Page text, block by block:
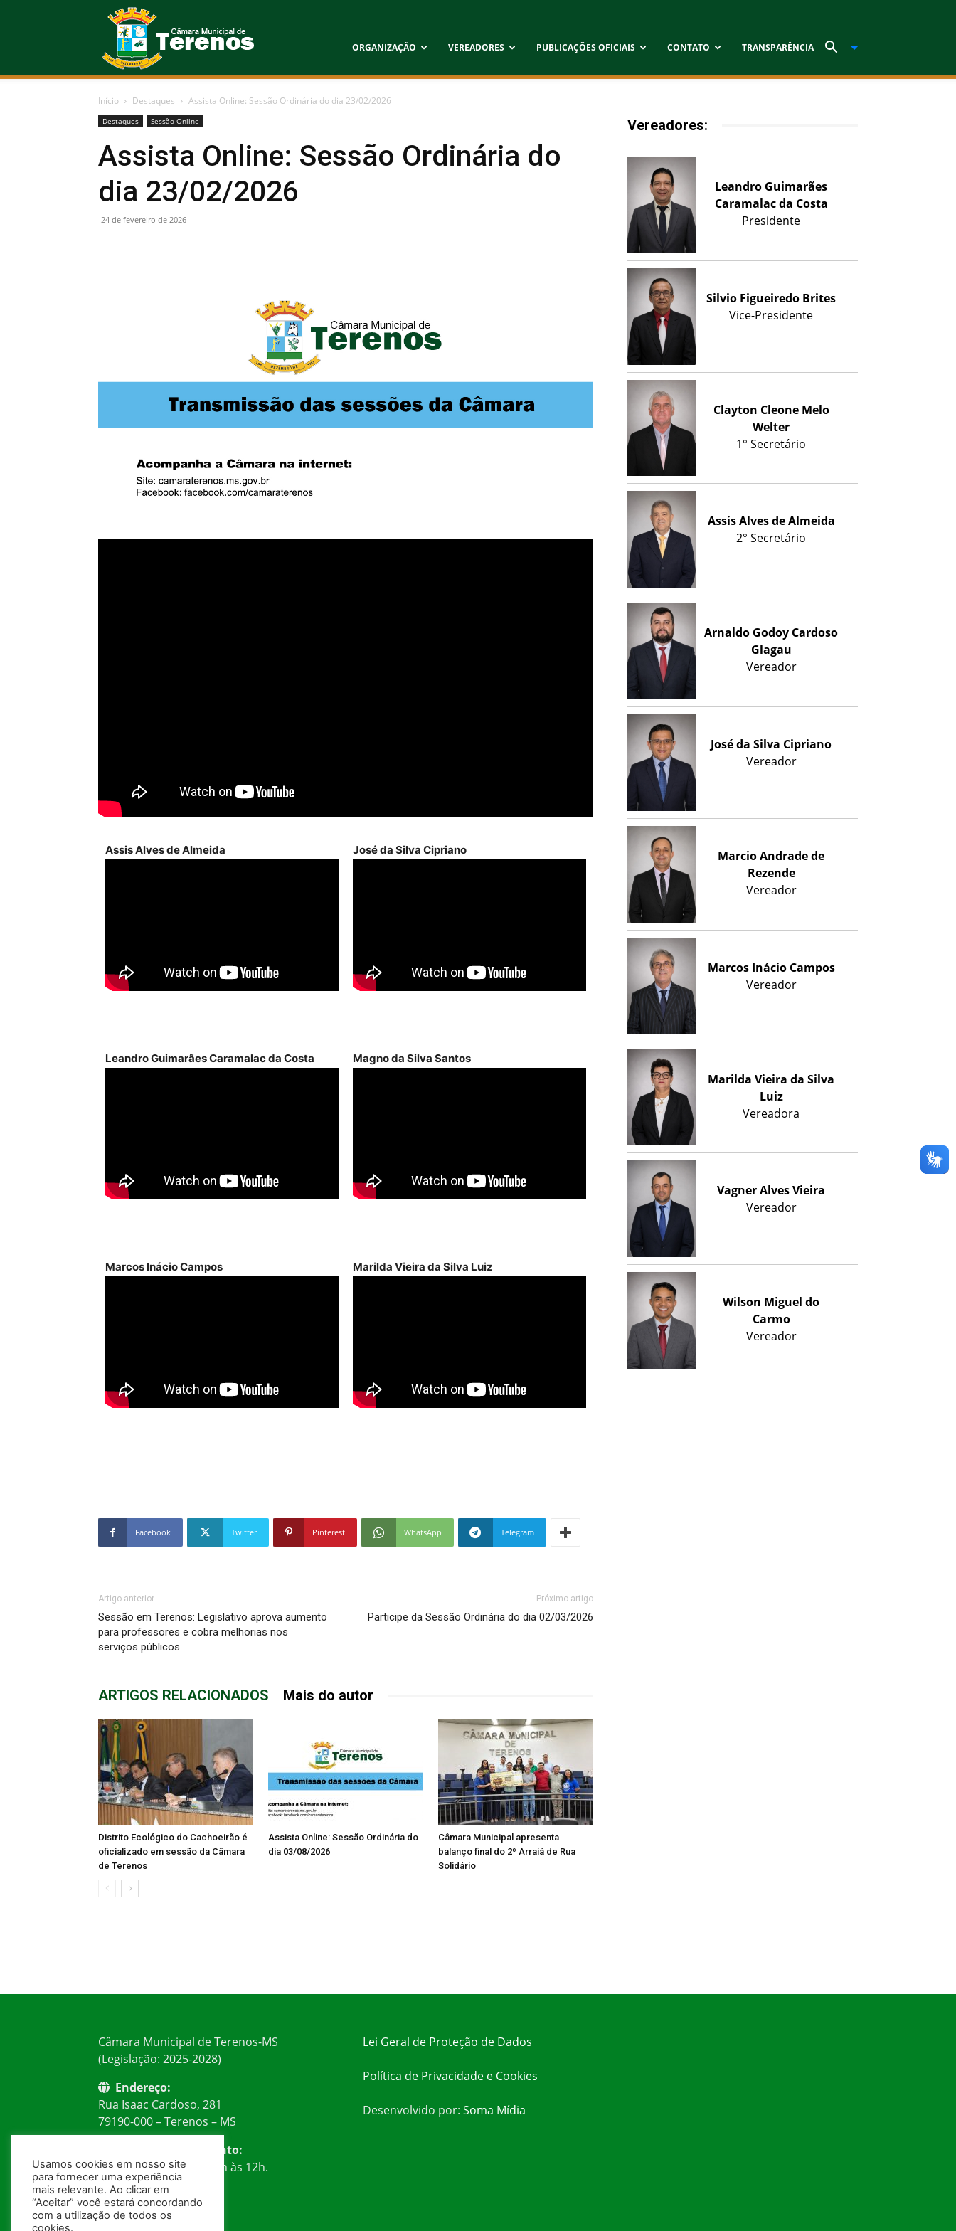
de
ORGANIZAÇÃO VEREADORES PUBLICAÇÕES OFICIAIS CONTATO TRANSPARÊNCIA
Início Destaques Assista Online: Sessão Ordinária do dia 23/02/2026
Destaques Sessão Online
Assista Online: Sessão Ordinária do
dia 23/02/2026
24 de fevereiro de 2026
Assis Alves de Almeida José da Silva Cipriano
Leandro Guimarães Caramalac da Costa Magno da Silva Santos
Marcos Inácio Campos Marilda Vieira da Silva Luiz
Facebook Twitter Pinterest WhatsApp Telegram
Artigo anterior
Sessão em Terenos: Legislativo aprova aumento
para professores e cobra melhorias nos
serviços públicos
Próximo artigo
Participe da Sessão Ordinária do dia 02/03/2026
ARTIGOS RELACIONADOS Mais do autor
Distrito Ecológico do Cachoeirão é
oficializado em sessão da Câmara
de Terenos
Assista Online: Sessão Ordinária do
dia 03/08/2026
Câmara Municipal apresenta
balanço final do 2º Arraiá de Rua
Solidário
Vereadores:
Leandro Guimarães
Caramalac da Costa
Presidente
Silvio Figueiredo Brites
Vice-Presidente
Clayton Cleone Melo
Welter
1° Secretário
Assis Alves de Almeida
2° Secretário
Arnaldo Godoy Cardoso
Glagau
Vereador
José da Silva Cipriano
Vereador
Marcio Andrade de
Rezende
Vereador
Marcos Inácio Campos
Vereador
Marilda Vieira da Silva
Luiz
Vereadora
Vagner Alves Vieira
Vereador
Wilson Miguel do
Carmo
Vereador
Câmara Municipal de Terenos-MS
(Legislação: 2025-2028)
Endereço:
Rua Isaac Cardoso, 281
79190-000 – Terenos – MS
Horário de Atendimento:
Segunda à Sexta: das 7h às 12h.
Telefone:
(67) 99239-3484
Lei Geral de Proteção de Dados
Política de Privacidade e Cookies
Desenvolvido por: Soma Mídia
Usamos cookies em nosso site
para fornecer uma experiência
mais relevante. Ao clicar em
“Aceitar” você estará concordando
com a utilização de todos os
cookies.